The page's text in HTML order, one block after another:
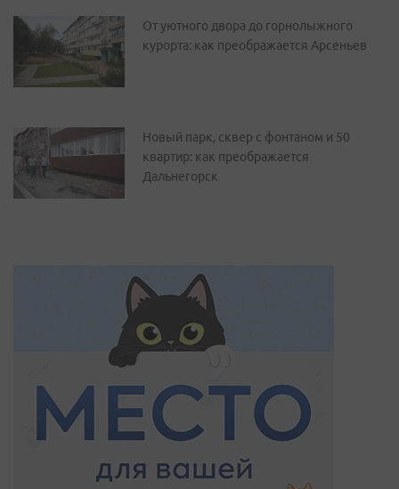
От уютного двора до горнолыжного
курорта: как преображается Арсеньев
Новый парк, сквер с фонтаном и 50
квартир: как преображается
Дальнегорск